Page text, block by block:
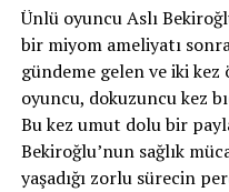
Ünlü oyuncu Aslı
bir miyom ameliyatı
gündeme gelen ve iki kez
oyuncu, dokuzuncu kez
Bu kez umut dolu bir
Bekiroğlu’nun sağlık
yaşadığı zorlu sürecin